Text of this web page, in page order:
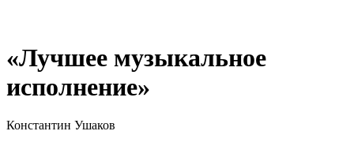
«Лучшее музыкальное
исполнение»
Константин Ушаков